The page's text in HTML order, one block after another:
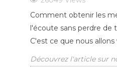
Comment obtenir les
l'écoute sans perdre de
C'est ce que nous
Découvrez l'article sur